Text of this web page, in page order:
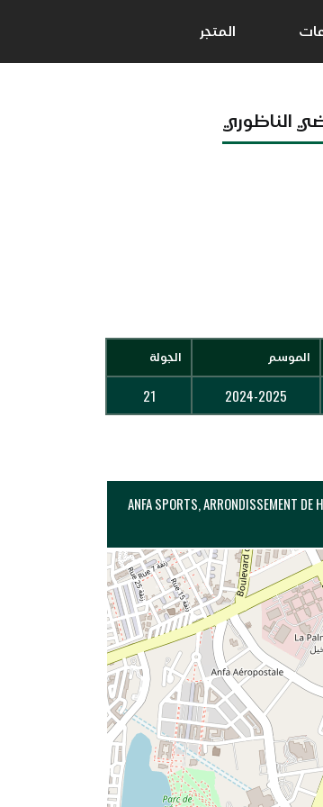
المتجر
الناظوري
الموسم الجولة
2024-2025
21
ANFA SPORTS, ARRONDISSEMENT DE